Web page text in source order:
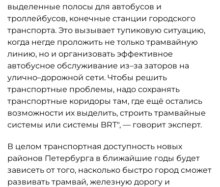
выделенные полосы для автобусов и
троллейбусов, конечные станции городского
транспорта. Это вызывает тупиковую ситуацию,
когда негде проложить не только трамвайную
линию, но и организовать эффективное
автобусное обслуживание из–за заторов на
улично–дорожной сети. Чтобы решить
транспортные проблемы, надо сохранять
транспортные коридоры там, где ещё остались
возможности их выделить, строить трамвайные
системы или системы BRT", — говорит эксперт.
В целом транспортная доступность новых
районов Петербурга в ближайшие годы будет
зависеть от того, насколько быстро город сможет
развивать трамвай, железную дорогу и